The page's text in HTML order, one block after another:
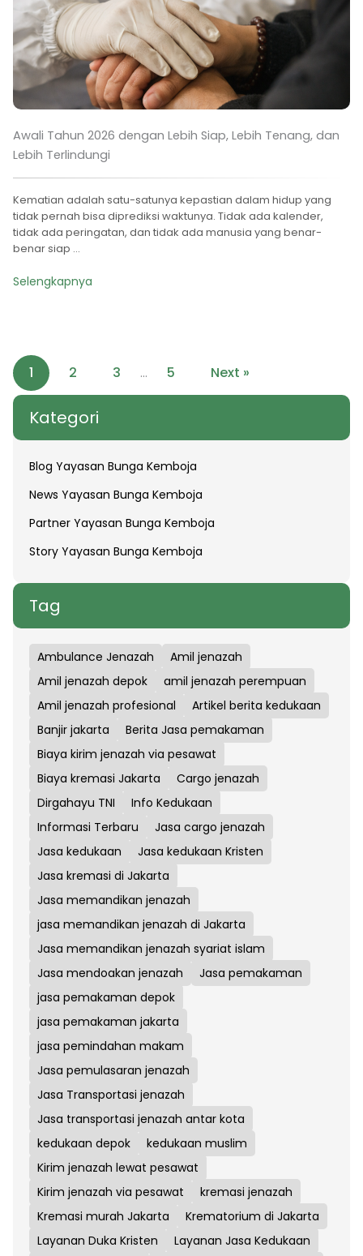
Awali Tahun 2026 dengan Lebih Siap, Lebih Tenang, dan
Lebih Terlindungi
Kematian adalah satu-satunya kepastian dalam hidup yang
tidak pernah bisa diprediksi waktunya. Tidak ada kalender,
tidak ada peringatan, dan tidak ada manusia yang benar-
benar siap ...
Selengkapnya
1 2 3 … 5 Next »
Kategori
Blog Yayasan Bunga Kemboja
News Yayasan Bunga Kemboja
Partner Yayasan Bunga Kemboja
Story Yayasan Bunga Kemboja
Tag
Ambulance Jenazah
Amil jenazah
Amil jenazah depok
amil jenazah perempuan
Amil jenazah profesional
Artikel berita kedukaan
Banjir jakarta
Berita Jasa pemakaman
Biaya kirim jenazah via pesawat
Biaya kremasi Jakarta
Cargo jenazah
Dirgahayu TNI
Info Kedukaan
Informasi Terbaru
Jasa cargo jenazah
Jasa kedukaan
Jasa kedukaan Kristen
Jasa kremasi di Jakarta
Jasa memandikan jenazah
jasa memandikan jenazah di Jakarta
Jasa memandikan jenazah syariat islam
Jasa mendoakan jenazah
Jasa pemakaman
jasa pemakaman depok
jasa pemakaman jakarta
jasa pemindahan makam
Jasa pemulasaran jenazah
Jasa Transportasi jenazah
Jasa transportasi jenazah antar kota
kedukaan depok
kedukaan muslim
Kirim jenazah lewat pesawat
Kirim jenazah via pesawat
kremasi jenazah
Kremasi murah Jakarta
Krematorium di Jakarta
Layanan Duka Kristen
Layanan Jasa Kedukaan